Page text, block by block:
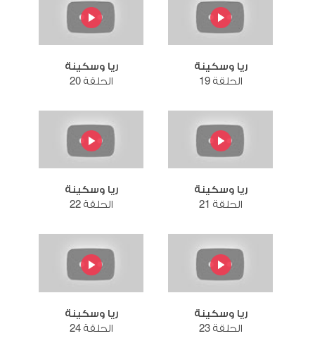
ريا وسكينة
الحلقة 19
ريا وسكينة
الحلقة 20
ريا وسكينة
الحلقة 21
ريا وسكينة
الحلقة 22
ريا وسكينة
الحلقة 23
ريا وسكينة
الحلقة 24